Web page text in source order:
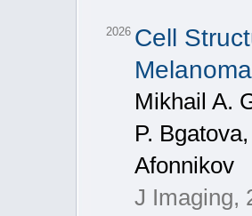
2026 Cell
Mikhail A.
P.
Afonnikov
J Imaging,